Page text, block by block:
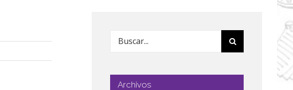
Buscar:
Archivos